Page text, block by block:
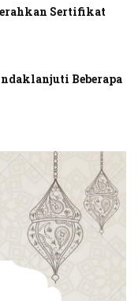
Sertifikat
Beberapa